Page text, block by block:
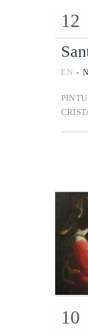
12
EN -
10